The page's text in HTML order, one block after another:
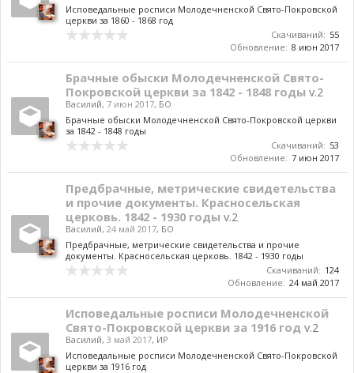
Исповедальные росписи Молодечненской Свято-Покровской
церкви за 1860 - 1868 год
Скачиваний: 55
Обновление: 8 июн 2017
Брачные обыски Молодечненской Свято-
Покровской церкви за 1842 - 1848 годы v.2
Василий, 7 июн 2017, БО
Брачные обыски Молодечненской Свято-Покровской церкви
за 1842 - 1848 годы
Скачиваний: 53
Обновление: 7 июн 2017
Предбрачные, метрические свидетельства
и прочие документы. Красносельская
церковь. 1842 - 1930 годы v.2
Василий, 24 май 2017, БО
Предбрачные, метрические свидетельства и прочие
документы. Красносельская церковь. 1842 - 1930 годы
Скачиваний: 124
Обновление: 24 май 2017
Исповедальные росписи Молодечненской
Свято-Покровской церкви за 1916 год v.2
Василий, 3 май 2017, ИР
Исповедальные росписи Молодечненской Свято-Покровской
церкви за 1916 год